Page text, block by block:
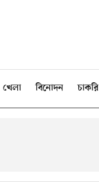
খেলা বিনোদন চাকরি